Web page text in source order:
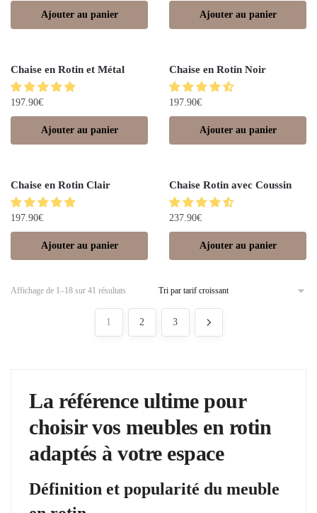
Ajouter au panier Ajouter au panier
Chaise en Rotin et Métal
197.90€
Ajouter au panier
Chaise en Rotin Noir
197.90€
Ajouter au panier
Chaise en Rotin Clair
197.90€
Ajouter au panier
Chaise Rotin avec Coussin
237.90€
Ajouter au panier
Affichage de 1–18 sur 41 résultats
1 2 3
La référence ultime pour
choisir vos meubles en rotin
adaptés à votre espace
Définition et popularité du meuble